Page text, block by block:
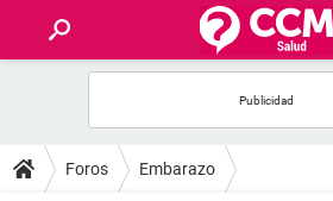
FOROS
Foros Embarazo